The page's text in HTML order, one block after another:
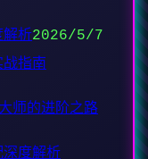
解析2026/5/7
指南
师的进阶之路
度解析